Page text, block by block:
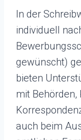
In der
individuell
gewünscht)
bieten
mit
auch beim